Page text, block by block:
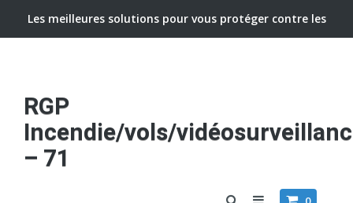
Les meilleures solutions pour vous protéger contre les
RGP
Incendie/vols/
– 71